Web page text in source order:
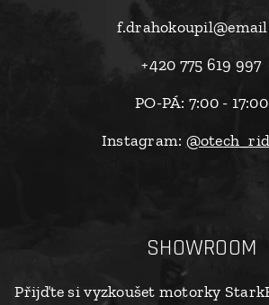
+420 775 619 997
PO-PÁ: 7:00 - 17:00
Instagram:
SHOWROOM
Přijďte si vyzkoušet motorky